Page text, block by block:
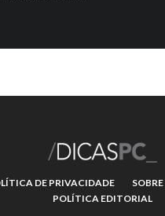
DE PRIVACIDADE
POLÍTICA EDITORIAL